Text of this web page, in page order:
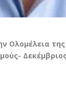
Ολομέλεια